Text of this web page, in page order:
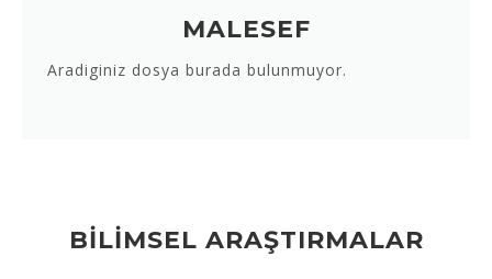
MALESEF
Aradiginiz dosya burada bulunmuyor.
BİLİMSEL ARAŞTIRMALAR